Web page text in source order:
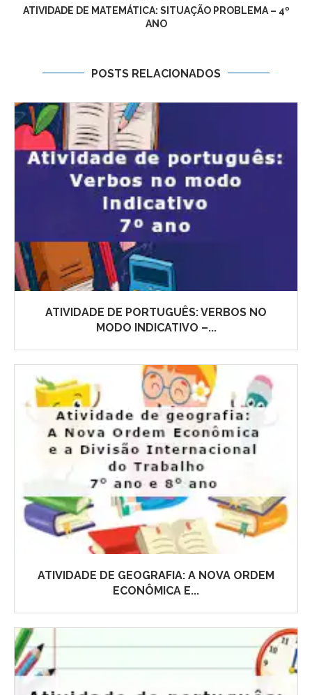
ATIVIDADE DE MATEMÁTICA: SITUAÇÃO PROBLEMA – 4º
ANO
POSTS RELACIONADOS
ATIVIDADE DE PORTUGUÊS: VERBOS NO
MODO INDICATIVO –...
ATIVIDADE DE GEOGRAFIA: A NOVA ORDEM
ECONÔMICA E...